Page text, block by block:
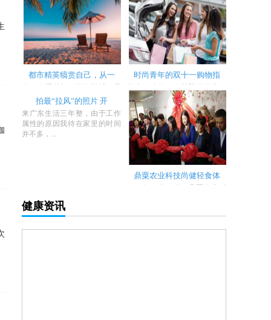
市为中...
冬，不少纯...
都市精英犒赏自己，从一
与夜都刻满了攀登事业的辛
勤；为了家...
时尚青年的双十一购物指
你是不是也摩拳擦掌跃跃欲
试，情绪饱...
拍最“拉风”的照片 开
来广东生活三年整，由于工作
属性的原因我待在家里的时间
并不多，...
鼎粟农业科技尚健轻食体
健康资讯